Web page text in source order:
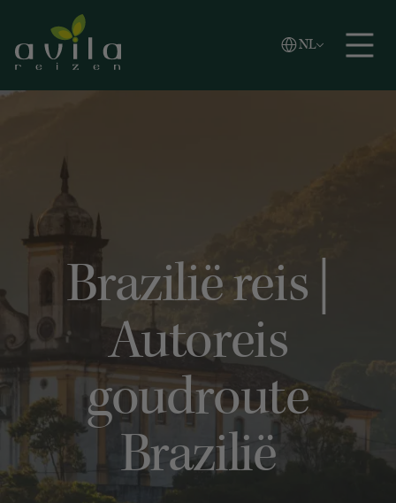
Zoeken
NL
Vlaams
English
Brazilië reis |
Autoreis
goudroute
Brazilië